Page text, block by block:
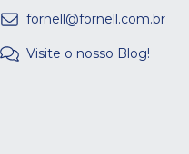
fornell@fornell.com.br
Visite o nosso Blog!